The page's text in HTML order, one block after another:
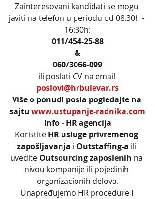
Zainteresovani kandidati se mogu
javiti na telefon u periodu od 08:30h -
16:30h:
011/454-25-88
&
060/3066-099
ili poslati CV na email
poslovi@hrbulevar.rs
Više o ponudi posla pogledajte na
sajtu www.ustupanje-radnika.com
Info - HR agencija
Koristite HR usluge privremenog
zapošljavanja i Outstaffing-a ili
uvedite Outsourcing zaposlenih na
nivou kompanije ili pojedinih
organizacionih delova.
Unapređujemo HR procedure I